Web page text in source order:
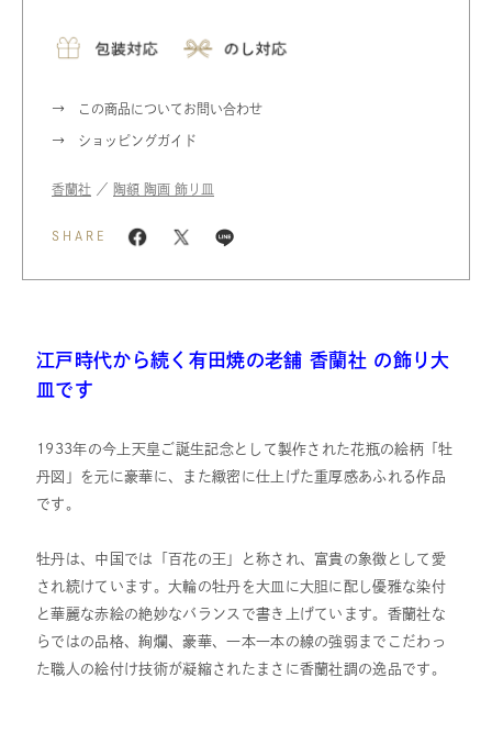
この商品についてお問い合わせ
ショッピングガイド
香蘭社 ／ 陶額 陶画 飾り皿
SHARE
江戸時代から続く有田焼の老舗 香蘭社 の飾り大
皿です
1933年の今上天皇ご誕生記念として製作された花瓶の絵柄「牡
丹図」を元に豪華に、また緻密に仕上げた重厚感あふれる作品
です。
牡丹は、中国では「百花の王」と称され、富貴の象徴として愛
され続けています。大輪の牡丹を大皿に大胆に配し優雅な染付
と華麗な赤絵の絶妙なバランスで書き上げています。香蘭社な
らではの品格、絢爛、豪華、一本一本の線の強弱までこだわっ
た職人の絵付け技術が凝縮されたまさに香蘭社調の逸品です。